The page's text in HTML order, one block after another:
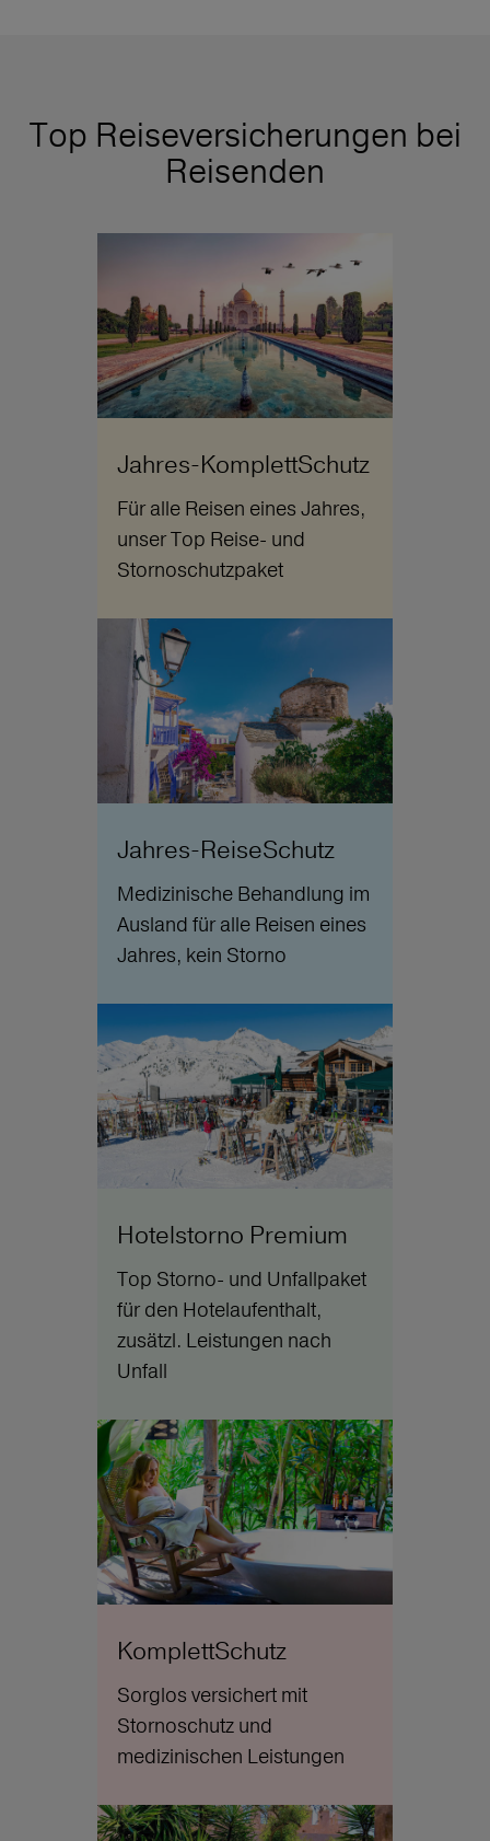
Top Reiseversicherungen bei
Reisenden
Jahres-KomplettSchutz
Für alle Reisen eines Jahres,
unser Top Reise- und
Stornoschutzpaket
Jahres-ReiseSchutz
Medizinische Behandlung im
Ausland für alle Reisen eines
Jahres, kein Storno
Hotelstorno Premium
Top Storno- und Unfallpaket
für den Hotelaufenthalt,
zusätzl. Leistungen nach
Unfall
KomplettSchutz
Sorglos versichert mit
Stornoschutz und
medizinischen Leistungen